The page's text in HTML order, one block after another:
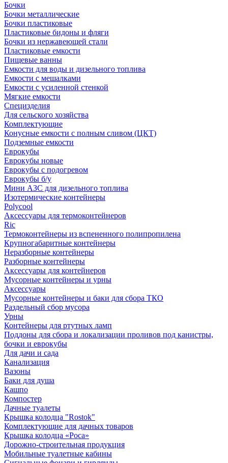
Бочки
Бочки металлические
Бочки пластиковые
Пластиковые бидоны и фляги
Бочки из нержавеющей стали
Пластиковые емкости
Пищевые ванны
Емкости для воды и дизельного топлива
Емкости с мешалками
Емкости с усиленной стенкой
Мягкие емкости
Специзделия
Для сельского хозяйства
Комплектующие
Конусные емкости с полным сливом (ЦКТ)
Подземные емкости
Еврокубы
Еврокубы новые
Еврокубы с подогревом
Еврокубы б/у
Мини АЗС для дизельного топлива
Изотермические контейнеры
Polycool
Аксессуары для термоконтейнеров
Ric
Термоконтейнеры из вспененного полипропилена
Крупногабаритные контейнеры
Неразборные контейнеры
Разборные контейнеры
Аксессуары для контейнеров
Мусорные контейнеры и урны
Аксессуары
Мусорные контейнеры и баки для сбора ТКО
Раздельный сбор мусора
Урны
Контейнеры для ртутных ламп
Поддоны для сбора и локализации проливов под канистры,
бочки и еврокубы
Для дачи и сада
Канализация
Вазоны
Баки для душа
Кашпо
Компостер
Дачные туалеты
Крышка колодца "Rostok"
Комплектующие для дачных товаров
Крышка колодца «Роса»
Дорожно-строительная продукция
Мобильные туалетные кабины